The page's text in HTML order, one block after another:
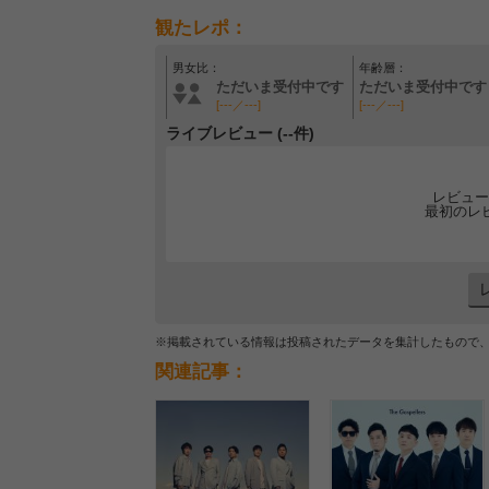
観たレポ：
男女比：
ただいま受付中です
[---／---]
年齢層：
ただいま受付中です
[---／---]
ライブレビュー (--件)
レビュ
最初のレ
※掲載されている情報は投稿されたデータを集計したもので
関連記事：